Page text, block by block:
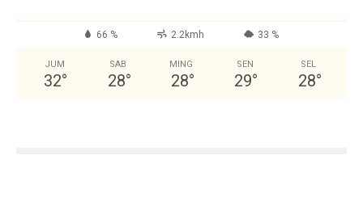
66 % 2.2kmh 33 %
JUM
32°
SAB
28°
MING
28°
SEN
29°
SEL
28°